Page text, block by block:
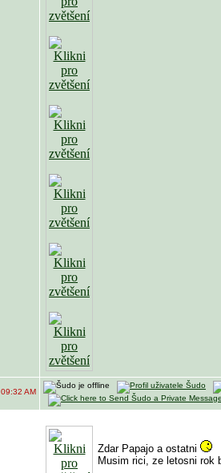
09:32 AM
Zdar Papajo a ostatni
Musim rici, ze letosni rok